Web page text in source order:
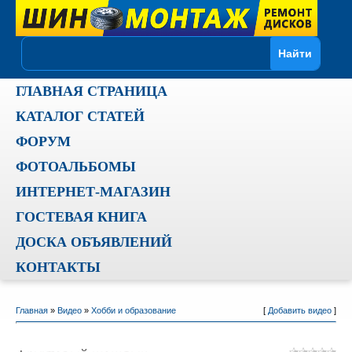
ГЛАВНАЯ СТРАНИЦА
КАТАЛОГ СТАТЕЙ
ФОРУМ
ФОТОАЛЬБОМЫ
ИНТЕРНЕТ-МАГАЗИН
ГОСТЕВАЯ КНИГА
ДОСКА ОБЪЯВЛЕНИЙ
КОНТАКТЫ
Главная» Видео» Хобби и образование [ Добавить видео]